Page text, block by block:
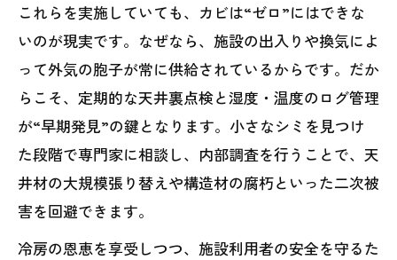
これらを実施していても、カビは“ゼロ”にはできな
いのが現実です。なぜなら、施設の出入りや換気によ
って外気の胞子が常に供給されているからです。だか
らこそ、定期的な天井裏点検と湿度・温度のログ管理
が“早期発見”の鍵となります。小さなシミを見つけ
た段階で専門家に相談し、内部調査を行うことで、天
井材の大規模張り替えや構造材の腐朽といった二次被
害を回避できます。
冷房の恩恵を享受しつつ、施設利用者の安全を守るた